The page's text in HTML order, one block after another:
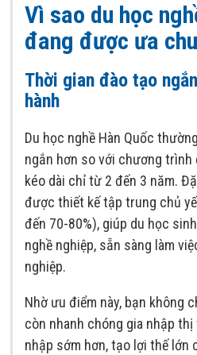
Vì sao du học
đang được ưa
Thời gian đào tạo
hành
Du học nghề Hàn Quốc
ngắn hơn so với chương
kéo dài chỉ từ 2 đến 3 năm.
được thiết kế tập trung chủ
đến 70-80%), giúp du học
nghề nghiệp, sẵn sàng làm
nghiệp.
Nhờ ưu điểm này, bạn không
còn nhanh chóng gia nhập
nhập sớm hơn, tạo lợi thế lớn